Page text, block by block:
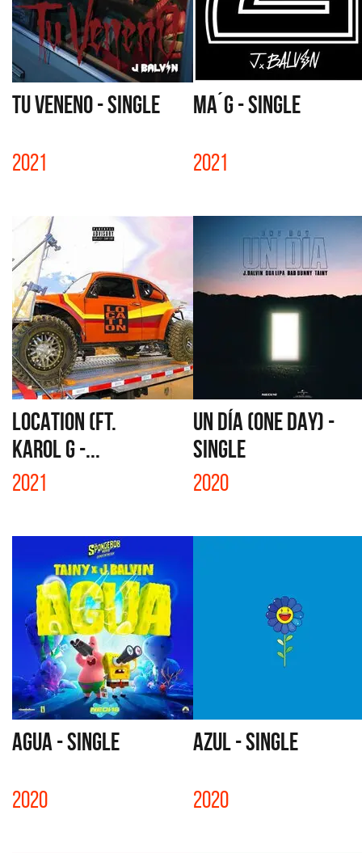
TU VENENO - SINGLE
2021
MA´G - SINGLE
2021
LOCATION (FT.
KAROL G -...
2021
UN DÍA (ONE DAY) -
SINGLE
2020
AGUA - SINGLE
2020
AZUL - SINGLE
2020